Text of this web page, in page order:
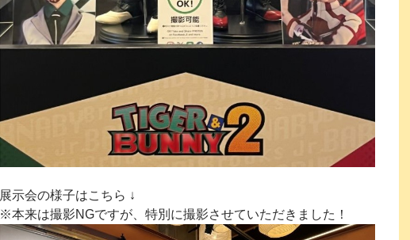
展示会の様子はこちら ↓
※本来は撮影NGですが、特別に撮影させていただきました！